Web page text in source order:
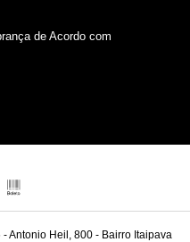
de Acordo com
Antonio Heil, 800 - Bairro Itaipava